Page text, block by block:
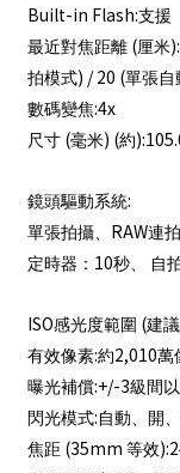
Built-in Flash:支援
最近對焦距離 (厘米
拍模式) / 20 (單張自
數碼變焦:4x
尺寸 (毫米) (約
鏡頭驅動系統:
單張拍攝、 RAW連
定時器： 10秒、 自
ISO感光度範圍 (建
有效像素:約2,010萬
曝光補償:+/-3級間以
閃光模式: 自動、開
焦距 (35mm 等效